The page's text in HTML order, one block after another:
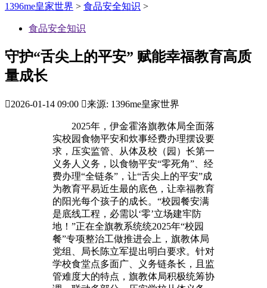
1396me皇家世界 > 食品安全知识 >
食品安全知识
守护“舌尖上的平安” 赋能幸福教育高质
量成长
2026-01-14 09:00 来源: 1396me皇家世界
2025年，伊金霍洛旗教体局全面落
实校园食物平安和炊事经费办理摆设要
求，压实监管、从体及校（园）长第一
义务人义务，以食物平安“零死角”、经
费办理“全链条”，让“舌尖上的平安”成
为教育平易近生最的底色，让幸福教育
的阳光每个孩子的成长。“校园餐安满
是底线工程，必需以‘零’立场建牢防
地！”正在全旗教系统统2025年“校园
餐”专项整治工做推进会上，旗教体局
党组、局长陈立军提出明白要求。针对
学校食堂点多面广、义务链条长，且监
管难度大的特点，旗教体局积极统筹协